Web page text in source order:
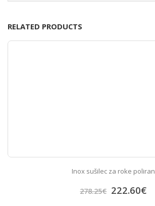
RELATED PRODUCTS
Inox sušilec za roke poliran
278.25€ 222.60€